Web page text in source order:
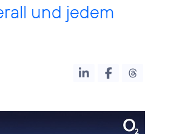
und jedem